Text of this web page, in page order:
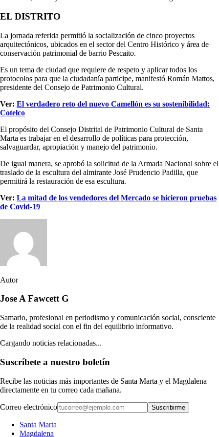
EL DISTRITO
La jornada referida permitió la socialización de cinco proyectos
arquitectónicos, ubicados en el sector del Centro Histórico y área de
conservación patrimonial de barrio Pescaito.
Es un tema de ciudad que requiere de respeto y aplicar todos los
protocolos para que la ciudadanía participe, manifestó Román Mattos,
presidente del Consejo de Patrimonio Cultural.
Ver: El verdadero reto del nuevo Camellón es su sostenibilidad:
Cotelco
El propósito del Consejo Distrital de Patrimonio Cultural de Santa
Marta es trabajar en el desarrollo de políticas para protección,
salvaguardar, apropiación y manejo del patrimonio.
De igual manera, se aprobó la solicitud de la Armada Nacional sobre el
traslado de la escultura del almirante José Prudencio Padilla, que
permitirá la restauración de esa escultura.
Ver: La mitad de los vendedores del Mercado se hicieron pruebas
de Covid-19
Autor
Jose A Fawcett G
Samario, profesional en periodismo y comunicación social, consciente
de la realidad social con el fin del equilibrio informativo.
Cargando noticias relacionadas...
Suscríbete a nuestro boletín
Recibe las noticias más importantes de Santa Marta y el Magdalena
directamente en tu correo cada mañana.
Correo electrónico Suscribirme
Santa Marta
Magdalena